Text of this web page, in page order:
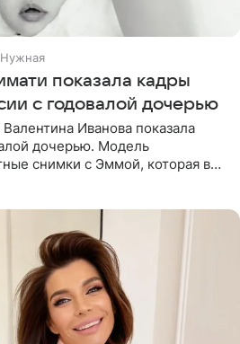
показала кадры
с годовалой дочерью
Иванова показала
дочерью. Модель
снимки с Эммой, которая в